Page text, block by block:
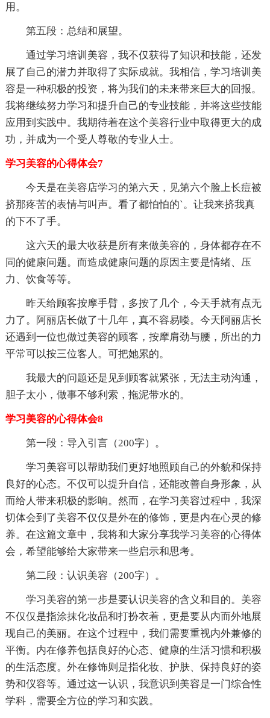
用。
第五段：总结和展望。
通过学习培训美容，我不仅获得了知识和技能，还发
展了自己的潜力并取得了实际成就。我相信，学习培训美
容是一种积极的投资，将为我们的未来带来巨大的回报。
我将继续努力学习和提升自己的专业技能，并将这些技能
应用到实践中。我期待着在这个美容行业中取得更大的成
功，并成为一个受人尊敬的专业人士。
学习美容的心得体会7
今天是在美容店学习的第六天，见第六个脸上长痘被
挤那疼苦的表情与叫声。看了都怕怕的`。让我来挤我真
的下不了手。
这六天的最大收获是所有来做美容的，身体都存在不
同的健康问题。而造成健康问题的原因主要是情绪、压
力、饮食等等。
昨天给顾客按摩手臂，多按了几个，今天手就有点无
力了。阿丽店长做了十几年，真不容易喽。今天阿丽店长
还遇到一位也做过美容的顾客，按摩肩劲与腰，所出的力
平常可以按三位客人。可把她累的。
我最大的问题还是见到顾客就紧张，无法主动沟通，
胆子太小，做事不够利索，拖泥带水的。
学习美容的心得体会8
第一段：导入引言（200字）。
学习美容可以帮助我们更好地照顾自己的外貌和保持
良好的心态。不仅可以提升自信，还能改善自身形象，从
而给人带来积极的影响。然而，在学习美容过程中，我深
切体会到了美容不仅仅是外在的修饰，更是内在心灵的修
养。在这篇文章中，我将和大家分享我学习美容的心得体
会，希望能够给大家带来一些启示和思考。
第二段：认识美容（200字）。
学习美容的第一步是要认识美容的含义和目的。美容
不仅仅是指涂抹化妆品和打扮衣着，更是要从内而外地展
现自己的美丽。在这个过程中，我们需要重视内外兼修的
平衡。内在修养包括良好的心态、健康的生活习惯和积极
的生活态度。外在修饰则是指化妆、护肤、保持良好的姿
势和仪容等。通过这一认识，我意识到美容是一门综合性
学科，需要全方位的学习和实践。